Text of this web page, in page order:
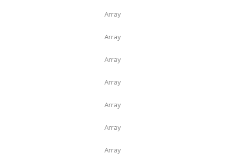
Array
Array
Array
Array
Array
Array
Array